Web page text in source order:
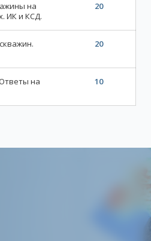
на
ИК и КСД.
20
20
на
10